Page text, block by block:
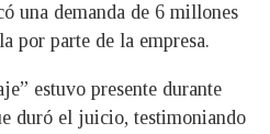
una demanda de 6 millones
por parte de la empresa.
estuvo presente durante
duró el juicio, testimoniando